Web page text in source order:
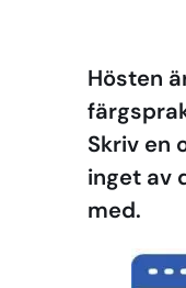
Hösten
Skriv en
inget av
med.